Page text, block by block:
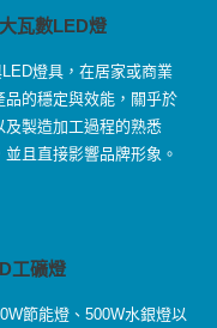
瓦數LED燈
燈具，在居家或商業
的穩定與效能，關乎於
製造加工過程的熟悉
且直接影響品牌形象。
工礦燈
節能燈、500W水銀燈以